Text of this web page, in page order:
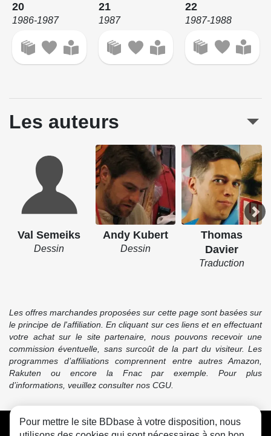
20
1986-1987
21
1987
22
1987-1988
Les auteurs
Val Semeiks
Dessin
Andy Kubert
Dessin
Thomas
Davier
Traduction
Les offres marchandes proposées sur cette page sont basées sur
le principe de l'affiliation. En cliquant sur ces liens et en effectuant
votre achat sur le site partenaire, nous pouvons recevoir une
commission éventuelle, sans surcoût de la part du visiteur. Les
programmes d’affiliations comprennent entre autres Amazon,
Rakuten ou encore la Fnac par exemple. Pour plus
d’informations, veuillez consulter nos CGU.
CGU FAQ Contact Cookies
Pour mettre le site BDbase à votre disposition, nous